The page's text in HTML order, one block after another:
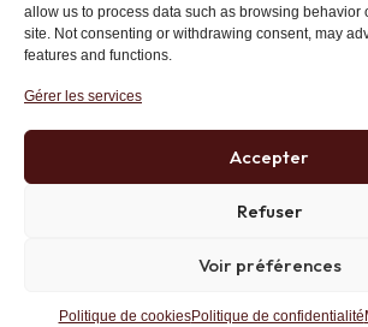
allow us to process data such as browsing behavior
site. Not consenting or withdrawing consent, may
features and functions.
Gérer les services
Accepter
Refuser
Voir préférences
Politique de cookiesPolitique de confidentialité
Institut des
27 bis rue Copernic, 75116, Paris
+33 (0)1 71 20 45 39
Site développé par AK Web